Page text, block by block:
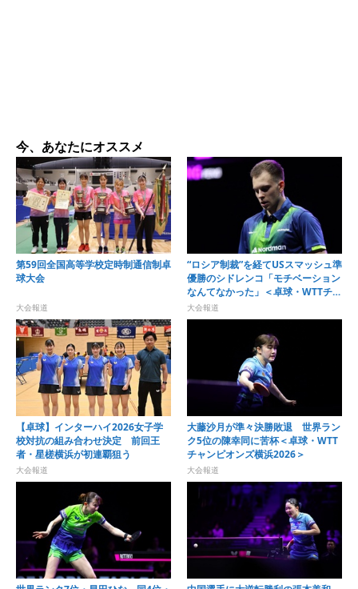
今、あなたにオススメ
第59回全国高等学校定時制通信制卓
球大会
大会報道
“ロシア制裁”を経てUSスマッシュ準
優勝のシドレンコ「モチベーション
なんてなかった」＜卓球・WTTチャ
ンピオンズ横浜2026＞
大会報道
【卓球】インターハイ2026女子学
校対抗の組み合わせ決定 前回王
者・星槎横浜が初連覇狙う
大会報道
大藤沙月が準々決勝敗退 世界ラン
ク5位の陳幸同に苦杯＜卓球・WTT
チャンピオンズ横浜2026＞
大会報道